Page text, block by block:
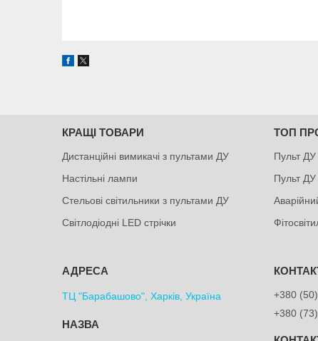
КРАЩІ ТОВАРИ
Дистанційні вимикачі з пультами ДУ
Настільні лампи
Стельові світильники з пультами ДУ
Світлодіодні LED стрічки
ТОП
Пульт
Пульт
ТЦ "Барабашово", Харків, Україна +380
+380